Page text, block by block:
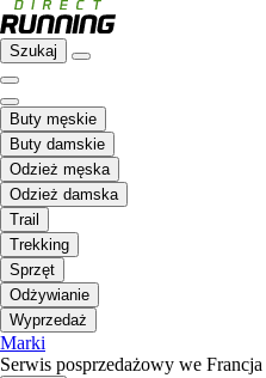
Szukaj
Buty męskie
Buty damskie
Odzież męska
Odzież damska
Trail
Trekking
Sprzęt
Odżywianie
Wyprzedaż
Marki
Serwis posprzedażowy we Francja